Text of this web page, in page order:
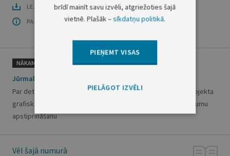
LEJUPLĀDĒT LAIDIENU (PDF)
PAR OFICIĀLO IZDEVUMU
NĀKAMAIS
Jūrmalas pilsētas domes saistošie noteikumi Nr.65
Par detālplānojuma zemesgabalam Jūrmalā, Ziedu ielā 2, projekta
grafiskās daļas, teritorijas izmantošanas un apbūves noteikumu
apstiprināšanu
Vēl šajā numurā
brīdī mainīt savu izvēli, atgriežoties šajā
vietnē. Plašāk –sīkdatņu politikā.
PIEŅEMT VISAS
PIELĀGOT IZVĒLI